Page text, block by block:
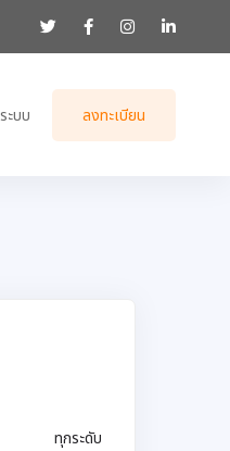
ะบบ ลงทะเบียน
ทุกระดับ